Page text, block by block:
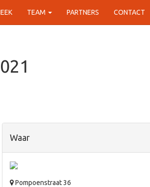
TEAM PARTNERS CONTACT
Waar
Pompoenstraat 36